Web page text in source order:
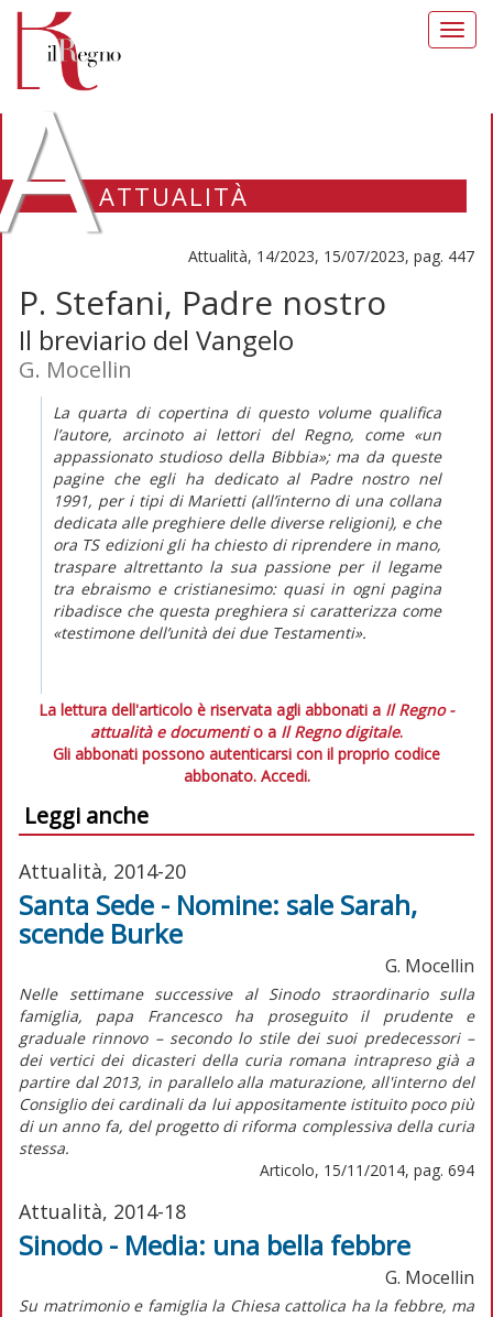
ATTUALITÀ
Attualità, 14/2023, 15/07/2023, pag. 447
P. Stefani, Padre nostro
Il breviario del Vangelo
G. Mocellin
La quarta di copertina di questo volume qualifica
l’autore, arcinoto ai lettori del Regno, come «un
appassionato studioso della Bibbia»; ma da queste
pagine che egli ha dedicato al Padre nostronel
1991, per i tipi di Marietti (all’interno di una collana
dedicata alle preghiere delle diverse religioni), e che
ora TS edizioni gli ha chiesto di riprendere in mano,
traspare altrettanto la sua passione per il legame
tra ebraismo e cristianesimo: quasi in ogni pagina
ribadisce che questa preghiera si caratterizza come
«testimone dell’unità dei due Testamenti».
La lettura dell'articolo è riservata agli abbonati a Il Regno -
attualità e documentio a Il Regno digitale.
Gli abbonati possono autenticarsi con il proprio codice
abbonato. Accedi.
Leggi anche
Attualità, 2014-20
Santa Sede - Nomine: sale Sarah,
scende Burke
G. Mocellin
Nelle settimane successive al Sinodo straordinario sulla
famiglia, papa Francesco ha proseguito il prudente e
graduale rinnovo – secondo lo stile dei suoi predecessori –
dei vertici dei dicasteri della curia romana intrapreso già a
partire dal 2013, in parallelo alla maturazione, all'interno del
Consiglio dei cardinali da lui appositamente istituito poco più
di un anno fa, del progetto di riforma complessiva della curia
stessa.
Articolo, 15/11/2014, pag. 694
Attualità, 2014-18
Sinodo - Media: una bella febbre
G. Mocellin
Su matrimonio e famiglia la Chiesa cattolica ha la febbre, ma